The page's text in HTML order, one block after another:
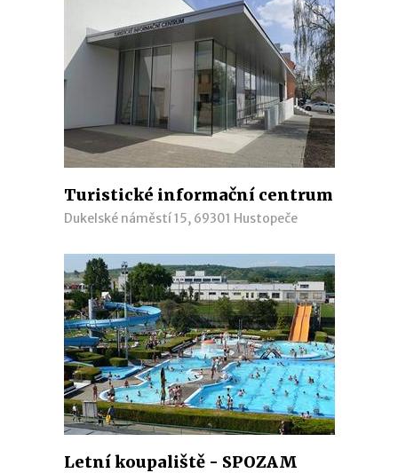
Turistické informační centrum
Dukelské náměstí 15, 69301 Hustopeče
Letní koupaliště - SPOZAM